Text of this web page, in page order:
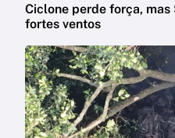
Ciclone perde força,
fortes ventos